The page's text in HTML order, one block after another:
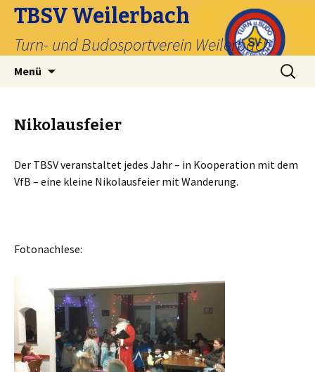
TBSV Weilerbach
Turn- und Budosportverein Weilerbach
Menü
Suche
nach:
Nikolausfeier
Der TBSV veranstaltet jedes Jahr – in Kooperation mit dem
VfB – eine kleine Nikolausfeier mit Wanderung.
Fotonachlese: